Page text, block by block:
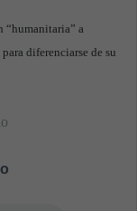
“humanitaria” a
diferenciarse de su